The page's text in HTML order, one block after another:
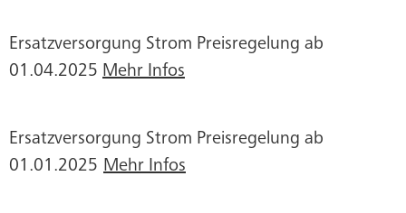
Ersatzversorgung Strom Preisregelung ab
01.04.2025 Mehr Infos
Ersatzversorgung Strom Preisregelung ab
01.01.2025 Mehr Infos